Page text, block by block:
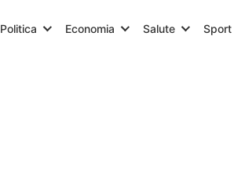
Politica Economia Salute Sport